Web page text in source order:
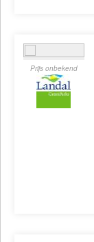
Prijs onbekend